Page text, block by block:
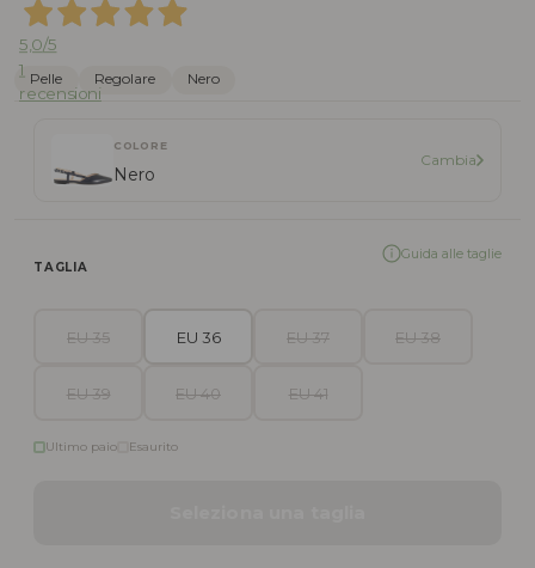
5,0/5
1
recensioni
Pelle Regolare Nero
COLORE
Nero
Cambia
TAGLIA
Guida alle taglie
EU 35 EU 36 EU 37 EU 38
EU 39 EU 40 EU 41
Ultimo paio Esaurito